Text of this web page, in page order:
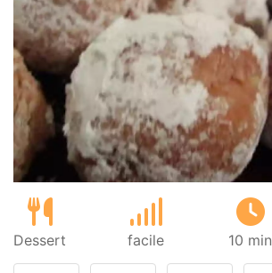
Dessert facile 10 min